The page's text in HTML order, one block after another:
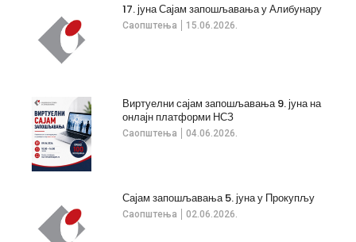
Саопштења 15.06.2026.
17. јуна Сајам запошљавања у Алибунару
Саопштења 04.06.2026.
Виртуелни сајам запошљавања 9. јуна на
онлајн платформи НСЗ
Саопштења 02.06.2026.
Сајам запошљавања 5. јуна у Прокупљу